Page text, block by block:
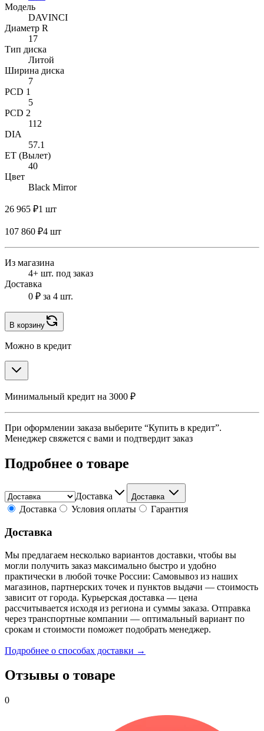
Модель
DAVINCI
Диаметр R
17
Тип диска
Литой
Ширина диска
7
PCD 1
5
PCD 2
112
DIA
57.1
ET (Вылет)
40
Цвет
Black Mirror
26 965 ₽1 шт
107 860 ₽4 шт
Из магазина
4+ шт. под заказ
Доставка
0 ₽ за 4 шт.
В корзину
Можно в кредит
Минимальный кредит на 3000 ₽
При оформлении заказа выберите “Купить в кредит”.
Менеджер свяжется с вами и подтвердит заказ
Подробнее о товаре
Доставка Доставка
Доставка Условия оплаты Гарантия
Доставка
Мы предлагаем несколько вариантов доставки, чтобы вы
могли получить заказ максимально быстро и удобно
практически в любой точке России: Самовывоз из наших
магазинов, партнерских точек и пунктов выдачи — стоимость
зависит от города. Курьерская доставка — цена
рассчитывается исходя из региона и суммы заказа. Отправка
через транспортные компании — оптимальный вариант по
срокам и стоимости поможет подобрать менеджер.
Подробнее о способах доставки →
Отзывы о товаре
0